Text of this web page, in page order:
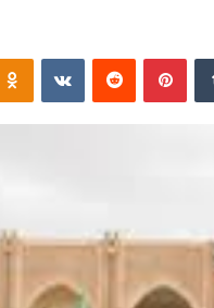
بينتيريست